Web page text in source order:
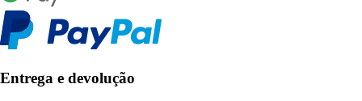
Entrega e devolução